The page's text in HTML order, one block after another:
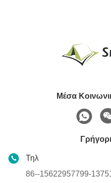
Μέσα
Τηλ
86--15622957799-